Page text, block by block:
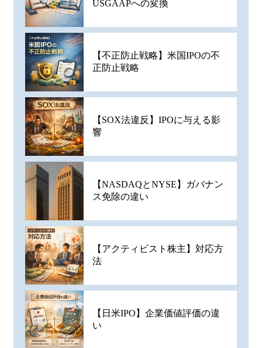
USGAAPへの変換
【不正防止戦略】米国IPOの不
正防止戦略
【SOX法違反】IPOに与える影
響
【NASDAQとNYSE】ガバナン
ス免除の違い
【アクティビスト株主】対応方
法
【日米IPO】企業価値評価の違
い